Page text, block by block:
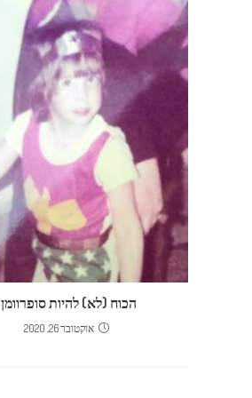
הכוח (לא) להיות סופרוומן
אוקטובר 26, 2020